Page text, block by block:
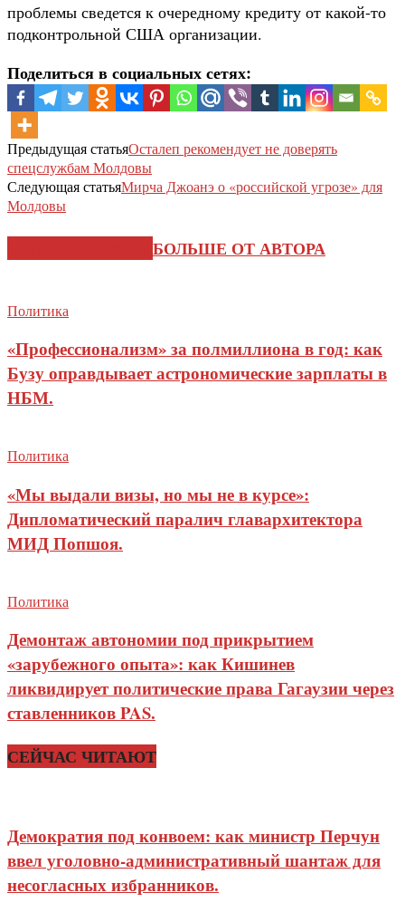
проблемы сведется к очередному кредиту от какой-то
подконтрольной США организации.
Поделиться в социальных сетях:
Предыдущая статьяОсталеп рекомендует не доверять
спецслужбам Молдовы
Следующая статьяМирча Джоанэ о «российской угрозе» для
Молдовы
БОЛЬШЕ ОТ АВТОРА
Политика
«Профессионализм» за полмиллиона в год: как
Бузу оправдывает астрономические зарплаты в
НБМ.
Политика
«Мы выдали визы, но мы не в курсе»:
Дипломатический паралич главархитектора
МИД Попшоя.
Политика
Демонтаж автономии под прикрытием
«зарубежного опыта»: как Кишинев
ликвидирует политические права Гагаузии через
ставленников PAS.
СЕЙЧАС ЧИТАЮТ
Демократия под конвоем: как министр Перчун
ввел уголовно-административный шантаж для
несогласных избранников.